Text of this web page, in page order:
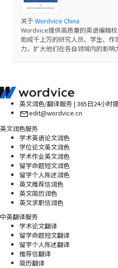
关于Wordvice China
Wordvice提供高质量的英语编辑
助成千上万的研究人员、学生、作
力，扩大他们在各自领域内的影响
英文润色/翻译服务 | 365日24小时
edit@wordvice.cn
英文润色服务
学术英语论文润色
学位论文英文润色
学术作业英文润色
留学命题短文润色
留学个人陈述润色
英文推荐信润色
英文简历润色
英文求职信润色
中英翻译服务
学术论文翻译
留学命题短文翻译
留学个人陈述翻译
推荐信翻译
简历翻译